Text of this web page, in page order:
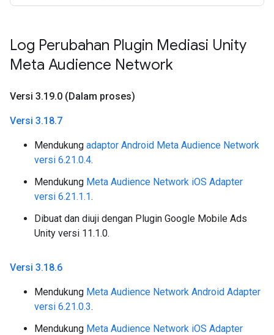
Log Perubahan Plugin Mediasi Unity
Meta Audience Network
Versi 3.19.0 (Dalam proses)
Versi 3.18.7
Mendukung adaptor Android Meta Audience Network
versi 6.21.0.4.
Mendukung Meta Audience Network iOS Adapter
versi 6.21.1.1.
Dibuat dan diuji dengan Plugin Google Mobile Ads
Unity versi 11.1.0.
Versi 3.18.6
Mendukung Meta Audience Network Android Adapter
versi 6.21.0.3.
Mendukung Meta Audience Network iOS Adapter